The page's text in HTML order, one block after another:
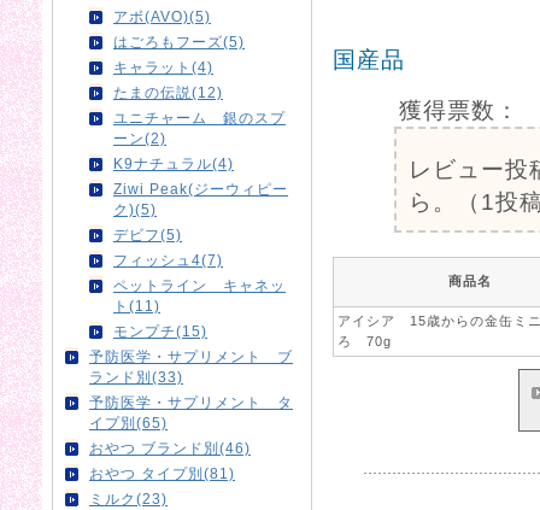
アボ(AVO)(5)
はごろもフーズ(5)
キャラット(4)
たまの伝説(12)
ユニチャーム 銀のスプ
ーン(2)
K9ナチュラル(4)
Ziwi Peak(ジーウィピー
ク)(5)
デビフ(5)
フィッシュ4(7)
ペットライン キャネッ
ト(11)
モンプチ(15)
予防医学・サプリメント ブ
ランド別(33)
予防医学・サプリメント タ
イプ別(65)
おやつ ブランド別(46)
おやつ タイプ別(81)
ミルク(23)
国産品
獲得票数：
レビュー投
ら。（1投
商品名
アイシア 15歳からの金缶ミ
ろ 70g